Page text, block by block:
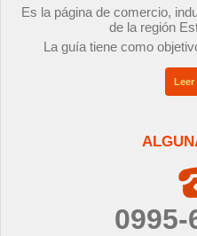
Es la página de comercio,
de la región
La guía tiene como
Leer
0995-